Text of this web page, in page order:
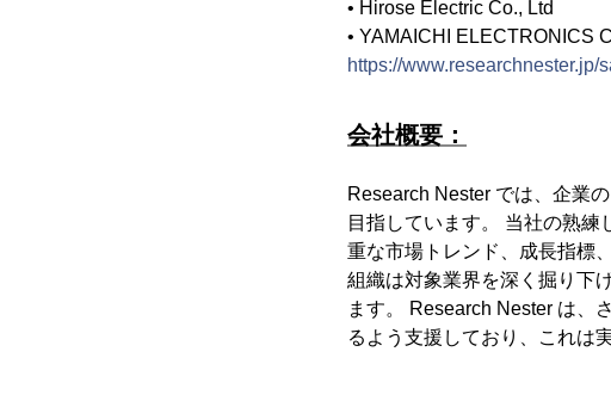
• Hirose Electric Co., Ltd
• YAMAICHI ELECTRONICS
https://www.researchnester.jp/
会社概要：
Research Nester では、企業
目指しています。 当社の熟
重な市場トレンド、成長指標
組織は対象業界を深く掘り下
ます。 Research Nester は、
るよう支援しており、これは